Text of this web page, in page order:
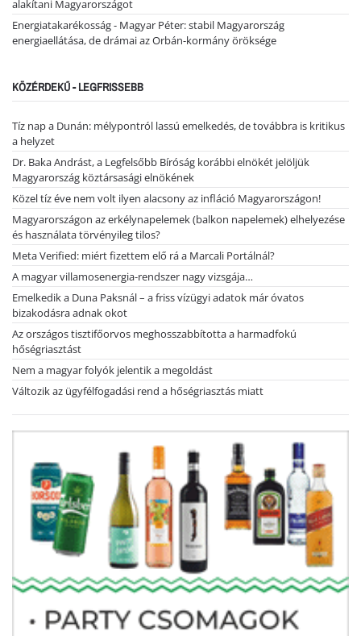
alakítani Magyarországot
Energiatakarékosság - Magyar Péter: stabil Magyarország
energiaellátása, de drámai az Orbán-kormány öröksége
KÖZÉRDEKŰ - LEGFRISSEBB
Tíz nap a Dunán: mélypontról lassú emelkedés, de továbbra is kritikus
a helyzet
Dr. Baka Andrást, a Legfelsőbb Bíróság korábbi elnökét jelöljük
Magyarország köztársasági elnökének
Közel tíz éve nem volt ilyen alacsony az infláció Magyarországon!
Magyarországon az erkélynapelemek (balkon napelemek) elhelyezése
és használata törvényileg tilos?
Meta Verified: miért fizettem elő rá a Marcali Portálnál?
A magyar villamosenergia-rendszer nagy vizsgája…
Emelkedik a Duna Paksnál – a friss vízügyi adatok már óvatos
bizakodásra adnak okot
Az országos tisztifőorvos meghosszabbította a harmadfokú
hőségriasztást
Nem a magyar folyók jelentik a megoldást
Változik az ügyfélfogadási rend a hőségriasztás miatt